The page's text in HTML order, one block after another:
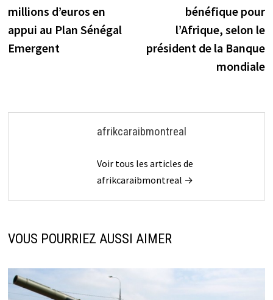
l’article
millions d’euros en
appui au Plan Sénégal
Emergent
bénéfique pour
l’Afrique, selon le
président de la Banque
mondiale
afrikcaraibmontreal
Voir tous les articles de
afrikcaraibmontreal →
VOUS POURRIEZ AUSSI AIMER